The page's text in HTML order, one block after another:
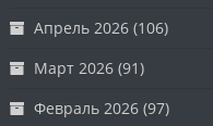
Апрель 2026 (106)
Март 2026 (91)
Февраль 2026 (97)